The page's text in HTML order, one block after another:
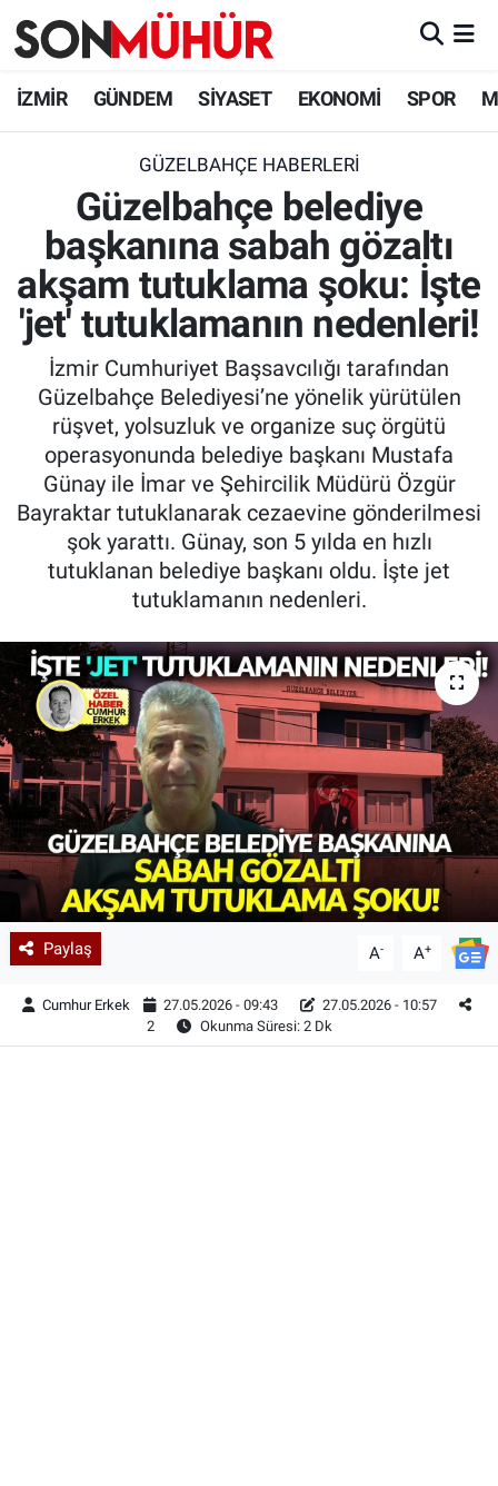
İZMİR GÜNDEM SİYASET EKONOMİ SPOR
GÜZELBAHÇE HABERLERI
Güzelbahçe belediye
başkanına sabah gözaltı
akşam tutuklama şoku: İşte
'jet' tutuklamanın nedenleri!
İzmir Cumhuriyet Başsavcılığı tarafından
Güzelbahçe Belediyesi’ne yönelik yürütülen
rüşvet, yolsuzluk ve organize suç örgütü
operasyonunda belediye başkanı Mustafa
Günay ile İmar ve Şehircilik Müdürü Özgür
Bayraktar tutuklanarak cezaevine gönderilmesi
şok yarattı. Günay, son 5 yılda en hızlı
tutuklanan belediye başkanı oldu. İşte jet
tutuklamanın nedenleri.
Paylaş A- A+
Cumhur Erkek 27.05.2026 - 09:43
27.05.2026 - 10:57
2
Okunma Süresi: 2 Dk
İzmir Nöbetçi Eczaneler
İzmir Namaz Vakitleri
İzmir Trafik Yoğunluk Haritası
Süper Lig Puan Durumu ve Fikstür
Tüm Manşetler
Son Dakika Haberleri
Haber Arşivi